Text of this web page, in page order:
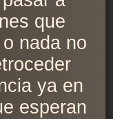
que
nada no
ya en
esperan